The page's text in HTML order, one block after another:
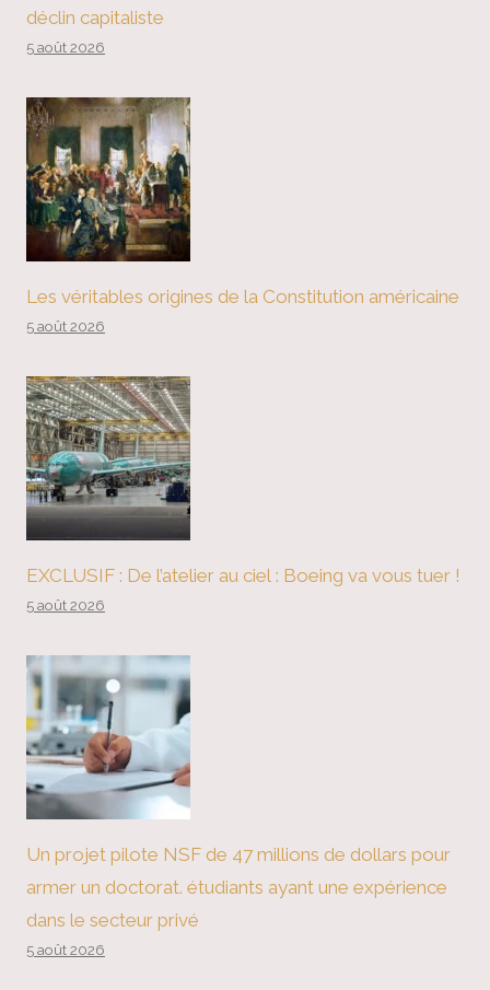
déclin capitaliste
5 août 2026
Les véritables origines de la Constitution américaine
5 août 2026
EXCLUSIF : De l’atelier au ciel : Boeing va vous tuer !
5 août 2026
Un projet pilote NSF de 47 millions de dollars pour
armer un doctorat. étudiants ayant une expérience
dans le secteur privé
5 août 2026